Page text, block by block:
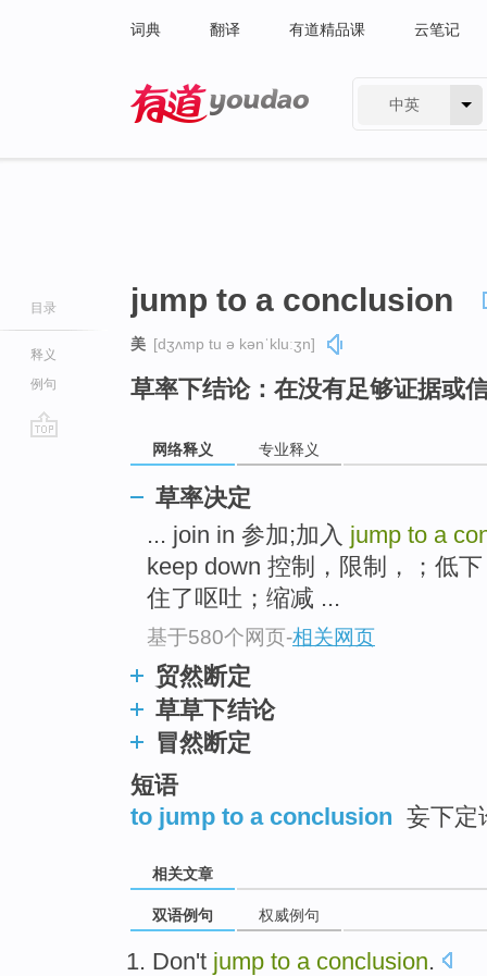
词典 翻译 有道精品课 云笔记
中英
目录
释义
例句
jump to a conclusion
美 [dʒʌmp tu ə kənˈkluːʒn]
草率下结论：在没有足够证据或
网络释义 专业释义
草率决定
... join in 参加;加入 jump to a
keep down 控制，限制，；低
住了呕吐；缩减 ...
基于580个网页-相关网页
贸然断定
草草下结论
冒然断定
短语
to jump to a conclusion 妄下定
相关文章
双语例句 权威例句
Don't jump to a conclusion.